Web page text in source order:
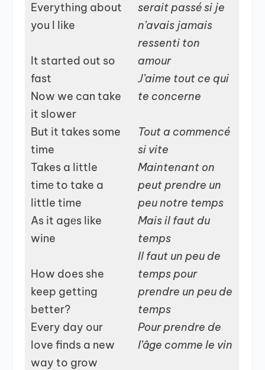
Everything about
you I like
It started out so
fast
Now we can take
it slower
But it takes some
time
Takes a little
timе to take a
little time
As it agеs like
wine
How does she
keep getting
better?
Every day our
love finds a new
way to grow
serait passé si je
n’avais jamais
ressenti ton
amour
J’aime tout ce qui
te concerne
Tout a commencé
si vite
Maintenant on
peut prendre un
peu notre temps
Mais il faut du
temps
Il faut un peu de
temps pour
prendre un peu de
temps
Pour prendre de
l’âge comme le vin